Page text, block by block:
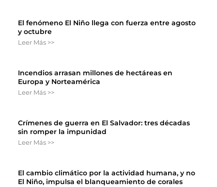
El fenómeno El Niño llega con fuerza entre agosto
y octubre
Leer Más >>
Incendios arrasan millones de hectáreas en
Europa y Norteamérica
Leer Más >>
Crímenes de guerra en El Salvador: tres décadas
sin romper la impunidad
Leer Más >>
El cambio climático por la actividad humana, y no
El Niño, impulsa el blanqueamiento de corales